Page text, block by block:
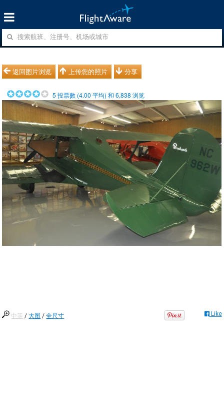
返回图片浏览 上传您的照片 分享
5 投票數 (4.00 平均) 和6,838 浏览
中等 /大图 /全尺寸 Like